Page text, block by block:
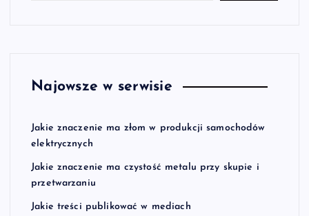
Najowsze w serwisie
Jakie znaczenie ma złom w produkcji samochodów
elektrycznych
Jakie znaczenie ma czystość metalu przy skupie i
przetwarzaniu
Jakie treści publikować w mediach